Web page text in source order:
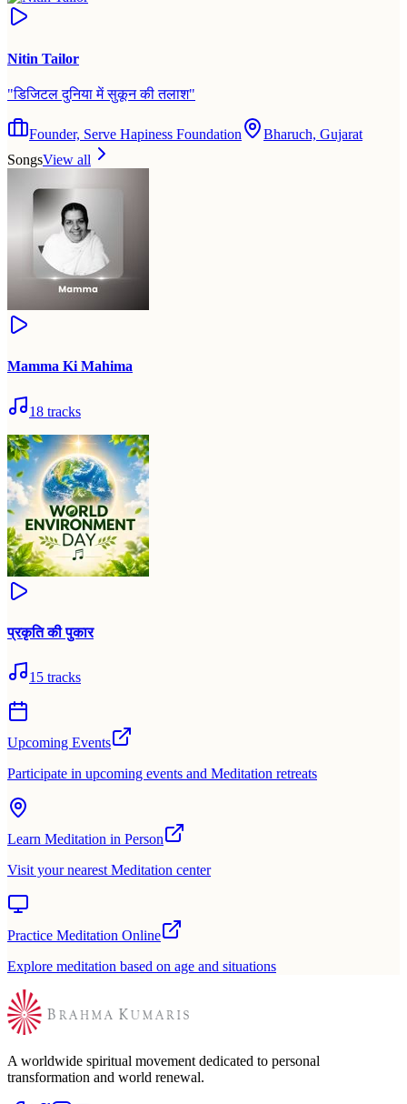
Nitin Tailor
"डिजिटल दुनिया में सुकून की तलाश"
Founder, Serve Hapiness Foundation
Bharuch, Gujarat
SongsView all
Mamma Ki Mahima
18 tracks
प्रकृति की पुकार
15 tracks
Upcoming Events
Participate in upcoming events and Meditation retreats
Learn Meditation in Person
Visit your nearest Meditation center
Practice Meditation Online
Explore meditation based on age and situations
A worldwide spiritual movement dedicated to personal
transformation and world renewal.